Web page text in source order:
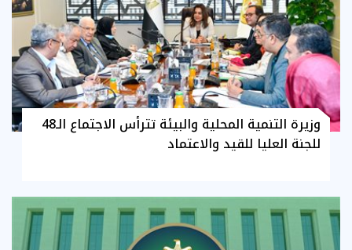
وزيرة التنمية المحلية والبيئة تترأس الاجتماع الـ48
للجنة العليا للقيد والاعتماد